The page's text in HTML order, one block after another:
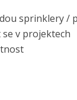
sprinklery /
v projektech